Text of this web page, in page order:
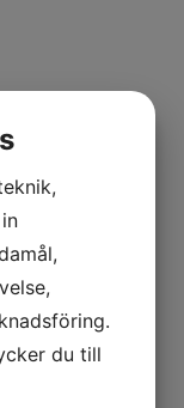
du till